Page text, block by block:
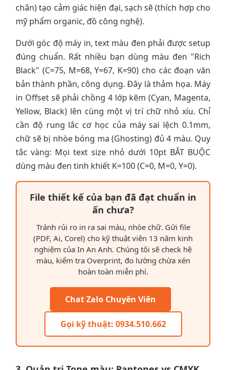
chân) tạo cảm giác hiện đại, sạch sẽ (thích hợp cho
mỹ phẩm organic, đồ công nghệ).
Dưới góc độ máy in, text màu đen phải được setup
đúng chuẩn. Rất nhiều bạn dùng màu đen "Rich
Black" (C=75, M=68, Y=67, K=90) cho các đoạn văn
bản thành phần, công dụng. Đây là thảm họa. Máy
in Offset sẽ phải chồng 4 lớp kẽm (Cyan, Magenta,
Yellow, Black) lên cùng một vị trí chữ nhỏ xíu. Chỉ
cần độ rung lắc cơ học của máy sai lệch 0.1mm,
chữ sẽ bị nhòe bóng ma (Ghosting) đủ 4 màu. Quy
tắc vàng: Mọi text size nhỏ dưới 10pt BẮT BUỘC
dùng màu đen tinh khiết K=100 (C=0, M=0, Y=0).
File thiết kế của bạn đã đạt chuẩn in
ấn chưa?
Tránh rủi ro in ra sai màu, nhòe chữ. Gửi file
(PDF, Ai, Corel) cho kỹ thuật viên 13 năm kinh
nghiệm của In An Anh. Chúng tôi sẽ check hệ
màu, kiểm tra Overprint, đo lường chừa xén
hoàn toàn miễn phí.
Chat Zalo Chuyên Viên
Gọi kỹ thuật: 0934.510.662